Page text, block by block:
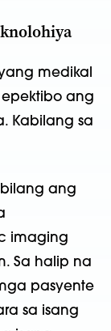
medikal
ang
Kabilang sa
ang
imaging
Sa halip na
pasyente
sa isang